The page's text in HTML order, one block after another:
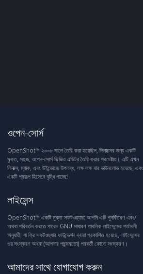
ওপেন-সোর্স
OpenShot™ ২০০৮ সালে তৈরি করা হয়েছিল, লিনাক্সের জন্য একটি
মুক্ত, সহজ, ওপেন-সোর্স ভিডিও এডিটর তৈরি করার প্রচেষ্টায়। এটি এখন
লিনাক্স, ম্যাক, এবং উইন্ডোজে উপলব্ধ, লক্ষ লক্ষ বার ডাউনলোড হয়েছে, এবং
একটি প্রকল্প হিসেবে বৃদ্ধি পাচ্ছে!
লাইসেন্স
OpenShot™ একটি মুক্ত সফটওয়্যার: আপনি এটি পুনর্বিতরণ এবং/
অথবা পরিবর্তন করতে পারেন GNU সাধারণ পাবলিক লাইসেন্সের শর্তাবলী
অনুযায়ী, যা ফ্রি সফটওয়্যার ফাউন্ডেশন দ্বারা প্রকাশিত হয়েছে, লাইসেন্সের
৩য় সংস্করণ অথবা (আপনার পছন্দমতো) পরবর্তী কোনো সংস্করণ।
আমাদের সাথে যোগাযোগ করুন